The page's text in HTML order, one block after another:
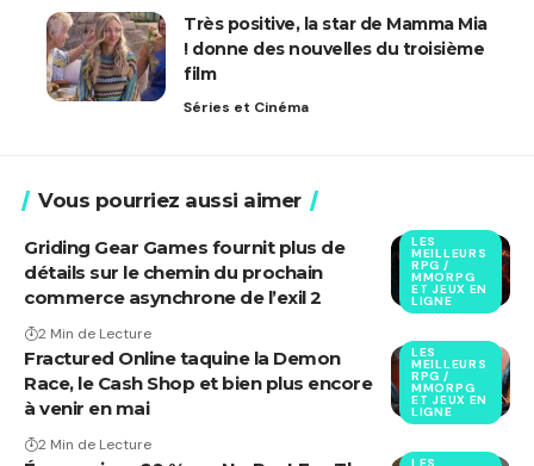
Très positive, la star de Mamma Mia
! donne des nouvelles du troisième
film
Séries et Cinéma
Vous pourriez aussi aimer
LES
MEILLEURS
RPG /
MMORPG
ET JEUX EN
LIGNE
Griding Gear Games fournit plus de
détails sur le chemin du prochain
commerce asynchrone de l’exil 2
2 Min de Lecture
LES
MEILLEURS
RPG /
MMORPG
ET JEUX EN
LIGNE
Fractured Online taquine la Demon
Race, le Cash Shop et bien plus encore
à venir en mai
2 Min de Lecture